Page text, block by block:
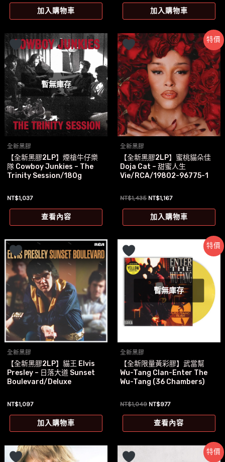
加入購物車
價
格：
價
格：
加入購物車
暫無庫存
全新黑膠
【全新黑膠2LP】煙槍牛仔樂
隊 Cowboy Junkies – The
Trinity Session/180g
NT$1,037
查看內容
特價
全新黑膠
【全新黑膠2LP】蜜桃貓朵佳
Doja Cat – 甜蜜人生
Vie/RCA/19802-96775-1
NT$1,435 原
價
格：
NT$1,167目
價
格：
加入購物車
全新黑膠
【全新黑膠2LP】貓王 Elvis
Presley – 日落大道 Sunset
Boulevard/Deluxe
NT$1,097
加入購物車
特價
暫無庫存
全新黑膠
【全新限量黃彩膠】武當幫
Wu-Tang Clan-Enter The
Wu-Tang (36 Chambers)
NT$1,049 原
價
格：
NT$977目
價
格：
查看內容
特價